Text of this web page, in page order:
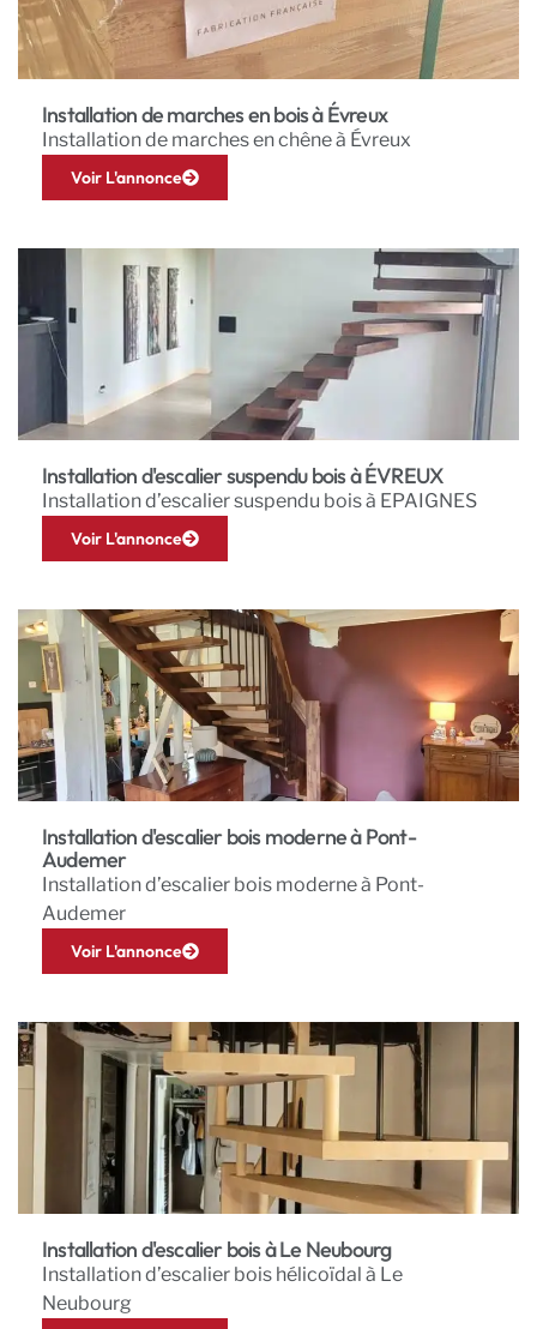
Installation de marches en bois à Évreux
Installation de marches en chêne à Évreux
Voir L'annonce
Installation d'escalier suspendu bois à ÉVREUX
Installation d’escalier suspendu bois à EPAIGNES
Voir L'annonce
Installation d'escalier bois moderne à Pont-
Audemer
Installation d’escalier bois moderne à Pont-
Audemer
Voir L'annonce
Installation d'escalier bois à Le Neubourg
Installation d’escalier bois hélicoïdal à Le
Neubourg